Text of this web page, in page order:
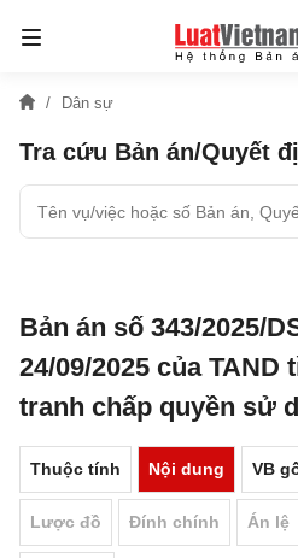
Dân sự
Tra cứu Bản án/Quyết
Bản án số 343/2025/
24/09/2025 của TAND
tranh chấp quyền sử
Thuộc tính Nội dung VB
Lược đồ Đính chính Án lệ